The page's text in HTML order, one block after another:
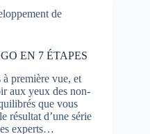
de
EN 7 ÉTAPES
première vue, et
aux yeux des non-
que vous
résultat d’une série
experts…